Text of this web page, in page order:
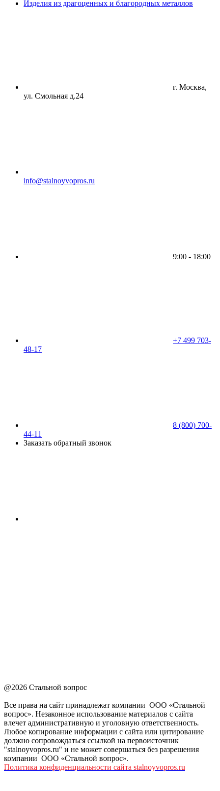
Изделия из драгоценных и благородных металлов
г. Москва,
ул. Смольная д.24
info@stalnoyvopros.ru
9:00 - 18:00
+7 499 703-
48-17
8 (800) 700-
44-11
Заказать обратный звонок
@2026 Стальной вопрос
Все права на сайт принадлежат компании ООО «Стальной
вопрос». Незаконное использование материалов с сайта
влечет административную и уголовную ответственность.
Любое копирование информации с сайта или цитирование
должно сопровождаться ссылкой на первоисточник
"stalnoyvopros.ru" и не может совершаться без разрешения
компании ООО «Стальной вопрос».
Политика конфиденциальности сайта stalnoyvopros.ru